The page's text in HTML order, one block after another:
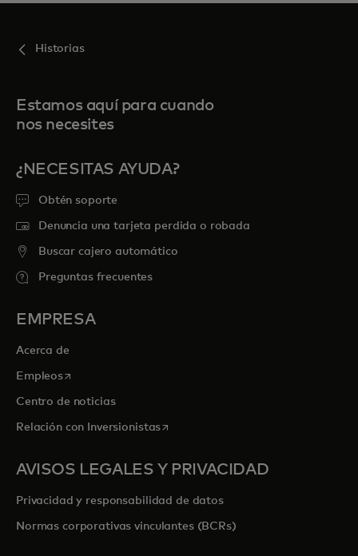
Historias
Estamos aquí para cuando
nos necesites
¿NECESITAS AYUDA?
Obtén soporte
Denuncia una tarjeta perdida o robada
Buscar cajero automático
Preguntas frecuentes
EMPRESA
Acerca de
Empleosse abre en una pestaña nueva
Centro de noticias
Relación con Inversionistasse abre en una pestaña nueva
AVISOS LEGALES Y PRIVACIDAD
Privacidad y responsabilidad de datos
Normas corporativas vinculantes (BCRs)